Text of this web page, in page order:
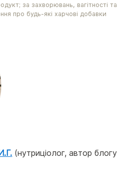
за захворювань, вагітності та
про будь-які харчові добавки
(нутриціолог, автор блогу